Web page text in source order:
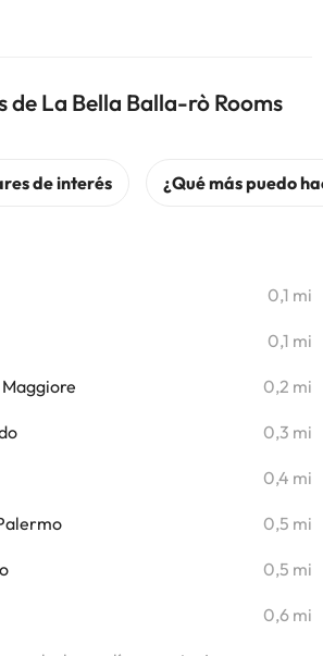
de La Bella Balla-rò Rooms
0,1 mi
0,1 mi
0,2 mi
0,3 mi
0,4 mi
0,5 mi
0,5 mi
0,6 mi